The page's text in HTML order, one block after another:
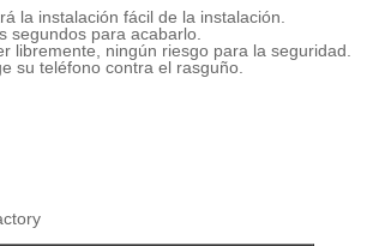
la instalación fácil de la instalación.
segundos para acabarlo.
libremente, ningún riesgo para la seguridad.
su teléfono contra el rasguño.